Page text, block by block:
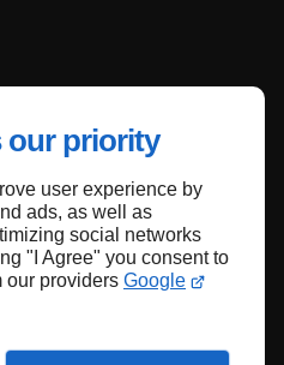
our priority
user experience by
ads, as well as
social networks
"I Agree" you consent to
our providers Google
de page